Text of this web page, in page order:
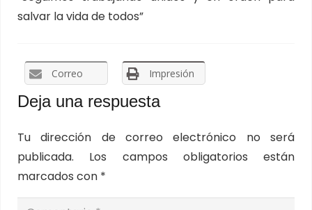
salvar la vida de todos”
Correo Impresión
Deja una respuesta
Tu dirección de correo electrónico no será
publicada.
Los campos obligatorios están
marcados con *